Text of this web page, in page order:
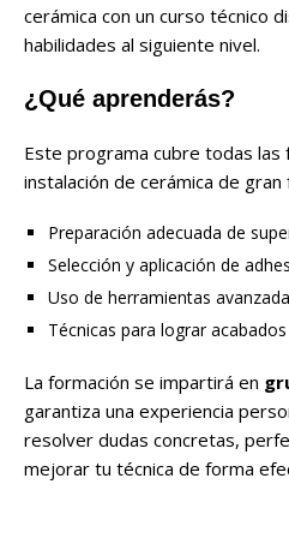
cerámica con un curso técnico
habilidades al siguiente nivel.
¿Qué aprenderás?
Este programa cubre todas las
instalación de cerámica de
Preparación adecuada de
Selección y aplicación de
Uso de herramientas
Técnicas para lograr
La formación se impartirá en
garantiza una experiencia
resolver dudas concretas,
mejorar tu técnica de forma